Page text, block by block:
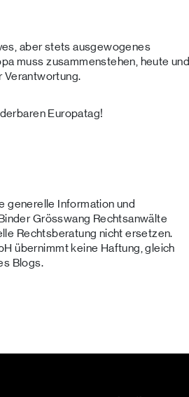
aber stets ausgewogenes
muss zusammenstehen, heute und
Verantwortung.
Europatag!
generelle Information und
Grösswang Rechtsanwälte
Rechtsberatung nicht ersetzen.
übernimmt keine Haftung, gleich
Blogs.